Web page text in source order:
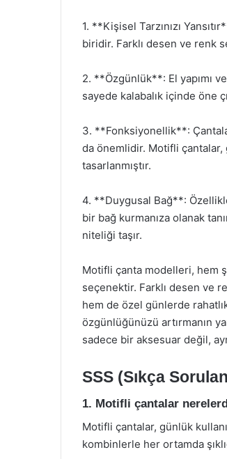
1. **Kişisel Tarzınızı
biridir. Farklı desen ve renk
2. **Özgünlük**: El yapımı
sayede kalabalık içinde öne
3. **Fonksiyonellik**:
da önemlidir. Motifli çantalar,
tasarlanmıştır.
4. **Duygusal Bağ**:
bir bağ kurmanıza olanak
niteliği taşır.
Motifli çanta modelleri, hem
seçenektir. Farklı desen ve
hem de özel günlerde
özgünlüğünüzü artırmanın
sadece bir aksesuar değil,
SSS (Sıkça
1. Motifli çantalar
Motifli çantalar, günlük
kombinlerle her ortamda